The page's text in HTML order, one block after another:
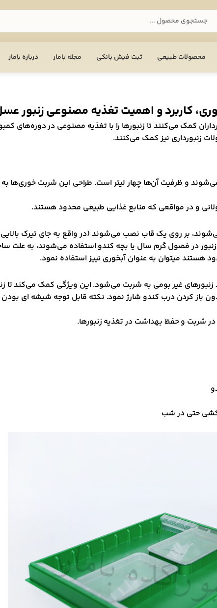
محصولات طبیعی ثبت فیش بانکی مجله بامار درباره بامار
کاربرد و اهمیت تغذیه مصنوعی زنبور
کمک می‌کنند تا زنبورها را با تغذیه مصنوعی در دوره‌های
زنبورداری نیز کمک می‌کنند.
و ظرفیت آن‌ها چهار لیتر است. طراحی این شربت خوری‌ها به
و در مواقعی که منابع غذایی طبیعی محدود هستند.
بر روی یک قاب نصب می‌شوند (در واقع به جای تیرک بالایی
در فصول گرم سال یا بچه کندو استفاده می‌شوند، به علت
هستند میتوان به عنوان آبخوری نییز استفاده نمود.
غیر بومی به شربت می‌شود. این ویژگی کمک می‌کند تا
باز کردن درب کندو شارژ نمود. نکته قابل توجه شیشه ای
شربت و حفظ بهداشت در تغذیه زنبورها.
حتی در شب